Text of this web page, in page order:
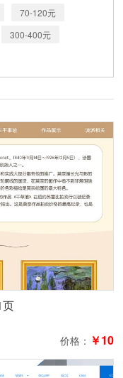
70-120元
300-400元
页
价格： ￥10